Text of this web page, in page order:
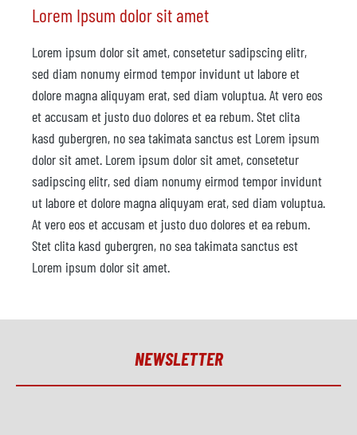
Lorem Ipsum dolor sit amet
Lorem ipsum dolor sit amet, consetetur sadipscing elitr,
sed diam nonumy eirmod tempor invidunt ut labore et
dolore magna aliquyam erat, sed diam voluptua. At vero eos
et accusam et justo duo dolores et ea rebum. Stet clita
kasd gubergren, no sea takimata sanctus est Lorem ipsum
dolor sit amet. Lorem ipsum dolor sit amet, consetetur
sadipscing elitr, sed diam nonumy eirmod tempor invidunt
ut labore et dolore magna aliquyam erat, sed diam voluptua.
At vero eos et accusam et justo duo dolores et ea rebum.
Stet clita kasd gubergren, no sea takimata sanctus est
Lorem ipsum dolor sit amet.
NEWSLETTER